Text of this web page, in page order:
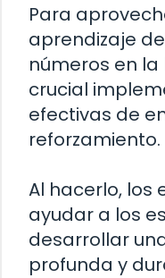
Para
aprendizaje
números en
crucial
efectivas de
reforzamiento.
Al hacerlo, los
ayudar a los
desarrollar
profunda y